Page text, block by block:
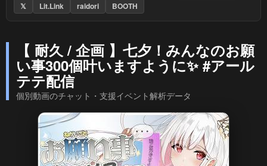
𝕏
Lit.Link raidori BOOTH
【 耐久 / 企画 】七夕！みんなのお願
い事300個叶いますように✨ #アール
テテ配信
個別動画のチャット・支援イベント解析データ